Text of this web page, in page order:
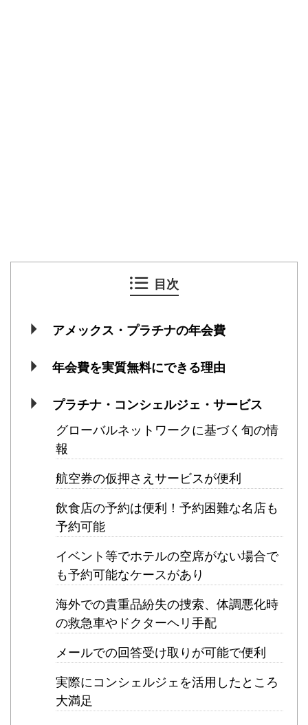
目次
アメックス・プラチナの年会費
年会費を実質無料にできる理由
プラチナ・コンシェルジェ・サービス
グローバルネットワークに基づく旬の情
報
航空券の仮押さえサービスが便利
飲食店の予約は便利！予約困難な名店も
予約可能
イベント等でホテルの空席がない場合で
も予約可能なケースがあり
海外での貴重品紛失の捜索、体調悪化時
の救急車やドクターヘリ手配
メールでの回答受け取りが可能で便利
実際にコンシェルジェを活用したところ
大満足